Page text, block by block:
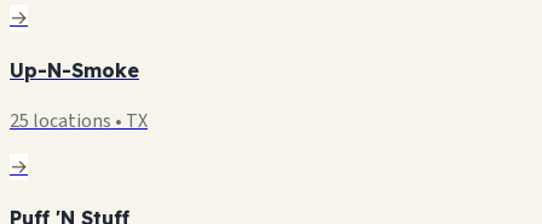
→
Up-N-Smoke
25 locations • TX
→
Puff 'N Stuff